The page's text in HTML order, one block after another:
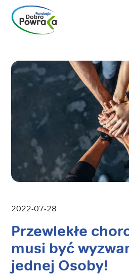
Nagłówek
główna
2022-07-28
Przewlekłe
musi być
jednej Osoby!